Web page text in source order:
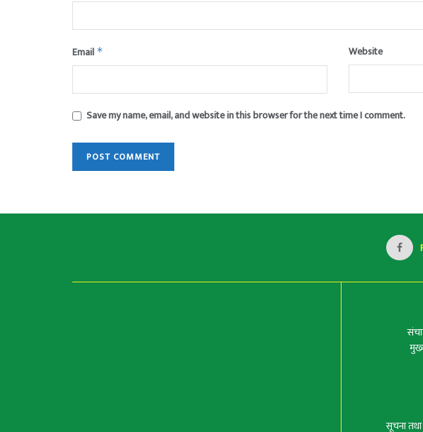
Email * Website
Save my name, email, and website in this browser for the next time I comment.
सूचना